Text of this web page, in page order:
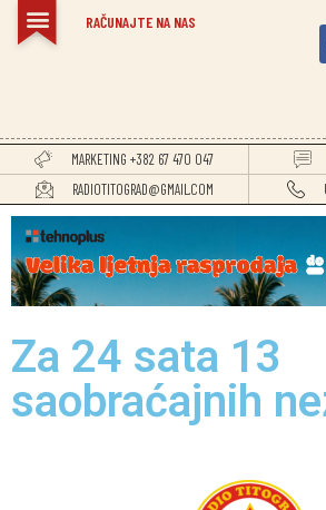
RAČUNAJTE NA NAS
MARKETING +382 67 470 047
RADIOTITOGRAD@GMAIL.COM
Za 24 sata 13
saobraćajnih